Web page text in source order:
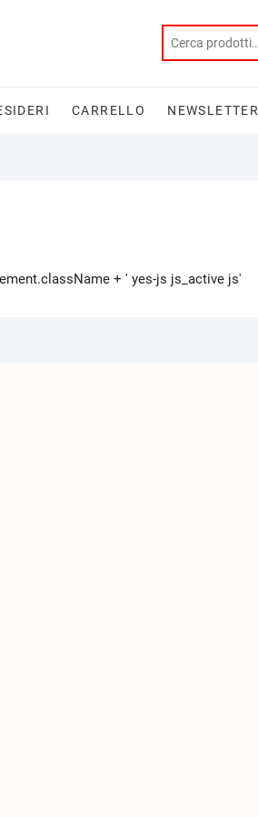
CARRELLO NEWSLETTER
+ ' yes-js js_active js'